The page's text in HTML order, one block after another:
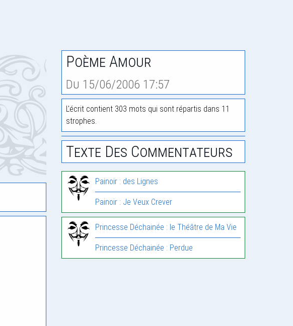
Poème Amour
Du 15/06/2006 17:57
L'écrit contient 303 mots qui sont répartis dans 11
strophes.
Texte Des Commentateurs
Painoir : des Lignes
Painoir : Je Veux Crever
Princesse Déchainée : le Théâtre de Ma Vie
Princesse Déchainée : Perdue